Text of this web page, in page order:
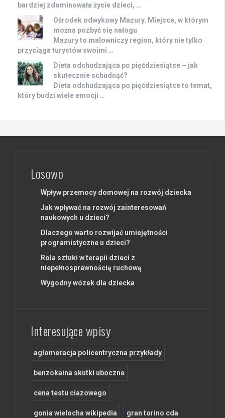
bardziej zdominowała życie dzieci, …
Ośrodek odwykowy Mazury. Miejsce, w którym
można pozbyć się nałogu
Mazury to malowniczy region, który nie tylko
przyciąga turystów swoimi …
Dieta odchudzająca po pięćdziesiątce – jak
skutecznie schudnąć?
Dieta odchudzająca po pięćdziesiątce to temat,
który budzi wiele emocji …
Losowo
Wpływ przemocy domowej na rozwój dziecka
Jak wpływać na rozwój zainteresowań
naukowych u dzieci?
Dlaczego warto rozwijać umiejętności
programistyczne u dzieci?
Rola sztuki w terapii dzieci z
niepełnosprawnością ruchową
Wygodny wózek dla dziecka
Interesujące wpisy
aglomeracja policentryczna przykłady
benzokaina skutki uboczne
cena testu ciazowego
gonia wielocha wikipedia gran torino cda